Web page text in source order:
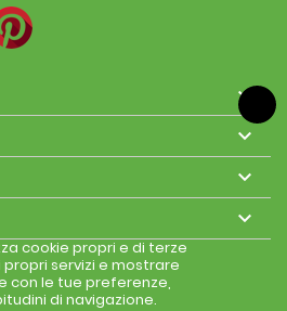




cookie propri e di terze
servizi e mostrare
con le tue preferenze,
di navigazione.